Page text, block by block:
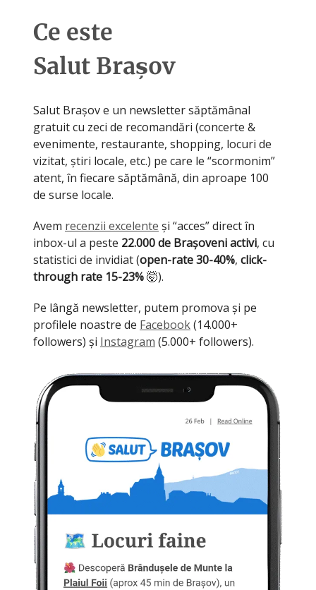
Ce este
Salut Brașov
Salut Brașov e un newsletter săptămânal
gratuit cu zeci de recomandări (concerte &
evenimente, restaurante, shopping, locuri de
vizitat, știri locale, etc.) pe care le “scormonim”
atent, în fiecare săptămână, din aproape 100
de surse locale.
Avem recenzii excelente și “acces” direct în
inbox-ul a peste 22.000 de Brașoveni activi, cu
statistici de invidiat (open-rate 30-40%, click-
through rate 15-23%🤯).
Pe lângă newsletter, putem promova și pe
profilele noastre de Facebook(14.000+
followers) și Instagram (5.000+ followers).